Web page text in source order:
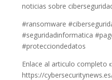
noticias sobre
#ransomware
#seguridadinformatica
#protecciondedatos
Enlace al articulo completo
https://